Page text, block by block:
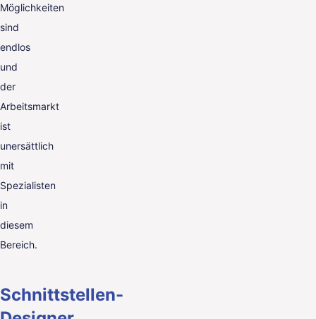
Möglichkeiten
sind
endlos
und
der
Arbeitsmarkt
ist
unersättlich
mit
Spezialisten
in
diesem
Bereich.
Schnittstellen-